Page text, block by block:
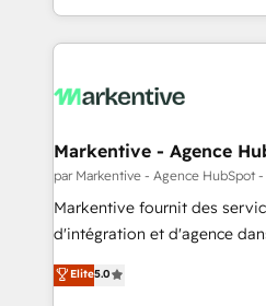
Software) and Point
making this the official home
and system integrations
trainers to drive platform adoption. 📈
Generation - Full-funnel marketing and high-
performance advertising via
Expert deployment of
accreditations and deep
Markentive - Agence
par Markentive - Agence HubSpot -
Markentive fournit des
d'intégration et d'agence
North America. Avec plus de
marketing automation,
Elite5.0